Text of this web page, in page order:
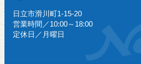
日立市滑川町1-15-20
営業時間／10:00～18:00
定休日／月曜日